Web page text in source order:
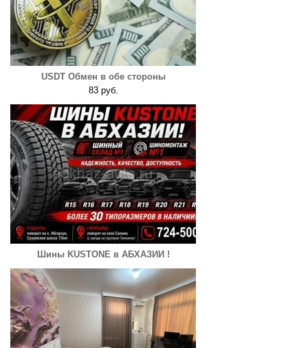
USDT Обмен в обе стороны
83 руб.
Шины KUSTONE в АБХАЗИИ !